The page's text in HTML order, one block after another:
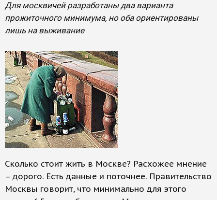
Для москвичей разработаны два варианта
прожиточного минимума, но оба ориентированы
лишь на выживание
Сколько стоит жить в Москве? Расхожее мнение
– дорого. Есть данные и поточнее. Правительство
Москвы говорит, что минимально для этого